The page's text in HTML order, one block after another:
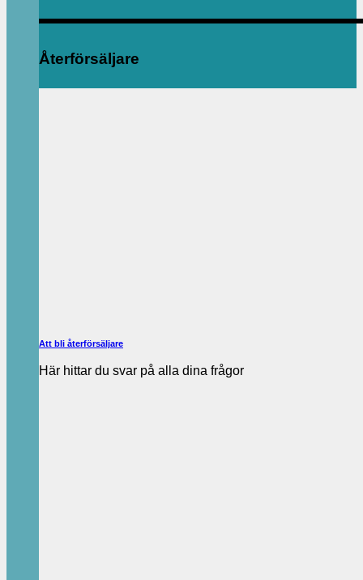
Återförsäljare
Att bli återförsäljare
Här hittar du svar på alla dina frågor